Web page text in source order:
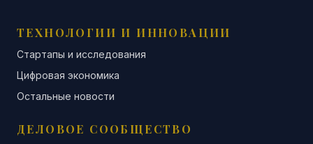
ТЕХНОЛОГИИ И ИННОВАЦИИ
Стартапы и исследования
Цифровая экономика
Остальные новости
ДЕЛОВОЕ СООБЩЕСТВО